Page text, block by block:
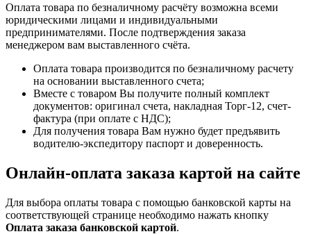
Оплата товара по безналичному расчёту возможна всеми
юридическими лицами и индивидуальными
предпринимателями. После подтверждения заказа
менеджером вам выставленного счёта.
Оплата товара производится по безналичному расчету
на основании выставленного счета;
Вместе с товаром Вы получите полный комплект
документов: оригинал счета, накладная Торг-12, счет-
фактура (при оплате с НДС);
Для получения товара Вам нужно будет предъявить
водителю-экспедитору паспорт и доверенность.
Онлайн-оплата заказа картой на сайте
Для выбора оплаты товара с помощью банковской карты на
соответствующей странице необходимо нажать кнопку
Оплата заказа банковской картой.